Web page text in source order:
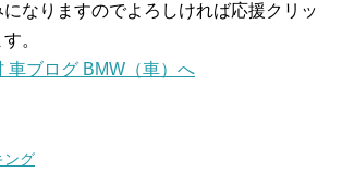
なりますのでよろしければ応援クリッ
。
ング